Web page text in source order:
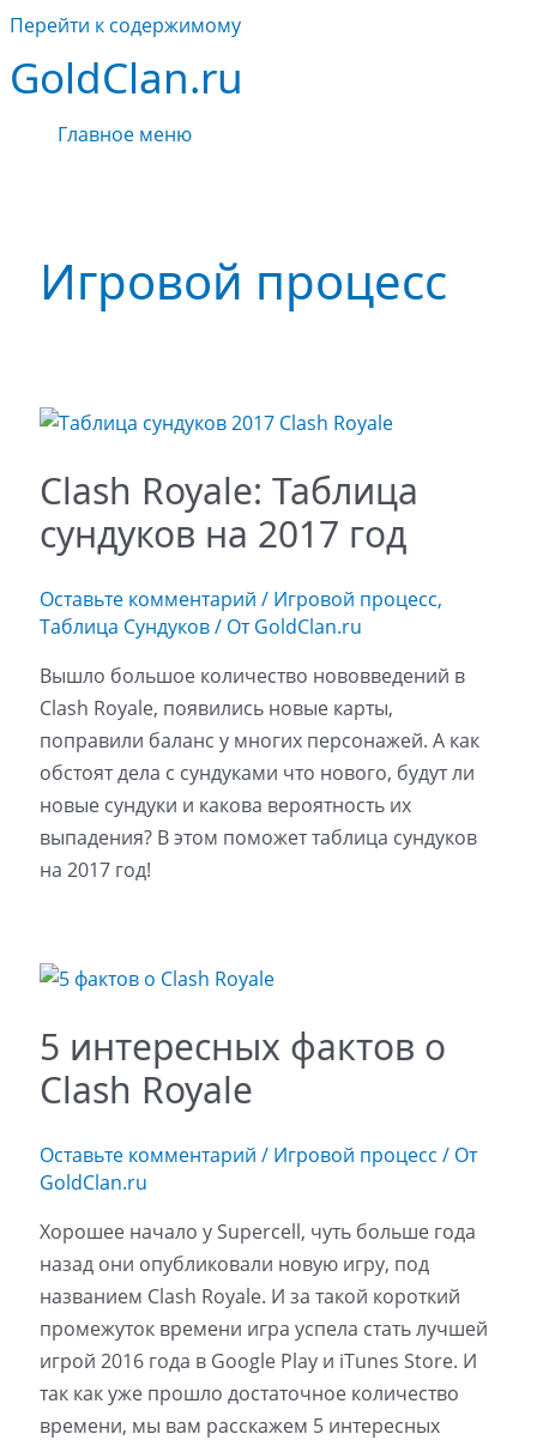
Перейти к содержимому
GoldClan.ru
Главное меню
Игровой процесс
Clash Royale: Таблица
сундуков на 2017 год
Оставьте комментарий / Игровой процесс,
Таблица Сундуков/ От GoldClan.ru
Вышло большое количество нововведений в
Clash Royale, появились новые карты,
поправили баланс у многих персонажей. А как
обстоят дела с сундуками что нового, будут ли
новые сундуки и какова вероятность их
выпадения? В этом поможет таблица сундуков
на 2017 год!
5 интересных фактов о
Clash Royale
Оставьте комментарий / Игровой процесс / От
GoldClan.ru
Хорошее начало у Supercell, чуть больше года
назад они опубликовали новую игру, под
названием Clash Royale. И за такой короткий
промежуток времени игра успела стать лучшей
игрой 2016 года в Google Play и iTunes Store. И
так как уже прошло достаточное количество
времени, мы вам расскажем 5 интересных